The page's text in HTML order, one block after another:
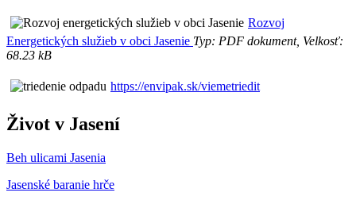
Rozvoj
Energetických služieb v obci Jasenie Typ: PDF dokument, Velkosť:
68.23 kB
https://envipak.sk/viemetriedit
Život v Jasení
Beh ulicami Jasenia
Jasenské baranie hrče